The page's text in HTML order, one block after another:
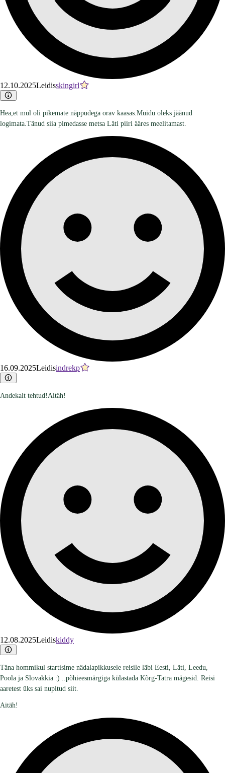
12.10.2025Leidisskingirl
Hea,et mul oli pikemate näppudega orav kaasas.Muidu oleks jäänud
logimata.Tänud siia pimedasse metsa Läti piiri ääres meelitamast.
16.09.2025Leidisindrekp
Andekalt tehtud!Aitäh!
12.08.2025Leidiskiddy
Täna hommikul startisime nädalapikkusele reisile läbi Eesti, Läti, Leedu,
Poola ja Slovakkia :) ..põhieesmärgiga külastada Kõrg-Tatra mägesid. Reisi
aaretest üks sai nupitud siit.
Aitäh!